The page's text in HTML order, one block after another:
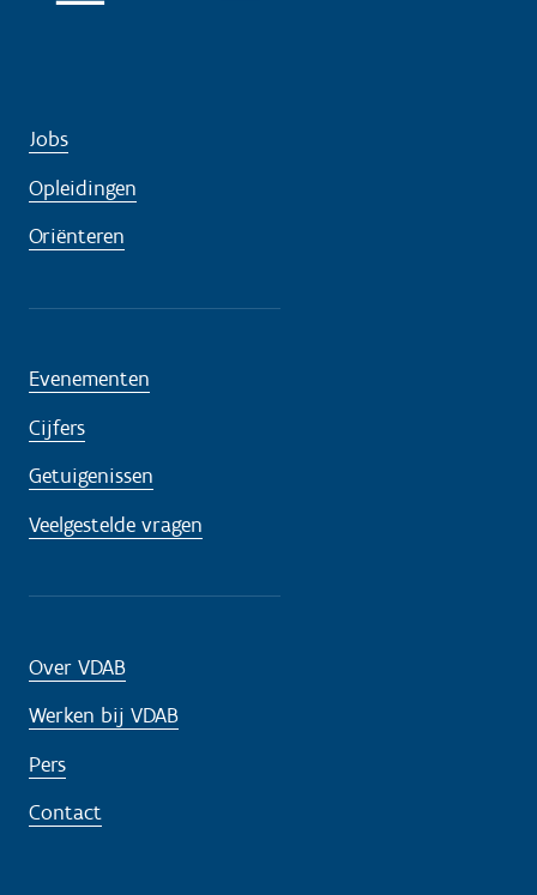
Jobs
Opleidingen
Oriënteren
Evenementen
Cijfers
Getuigenissen
Veelgestelde vragen
Over VDAB
Werken bij VDAB
Pers
Contact